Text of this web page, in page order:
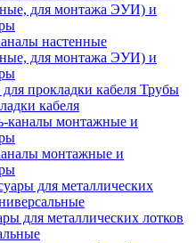
настенные
для монтажа ЭУИ) и
Трубы
кабеля
монтажные и
для металлических лотков